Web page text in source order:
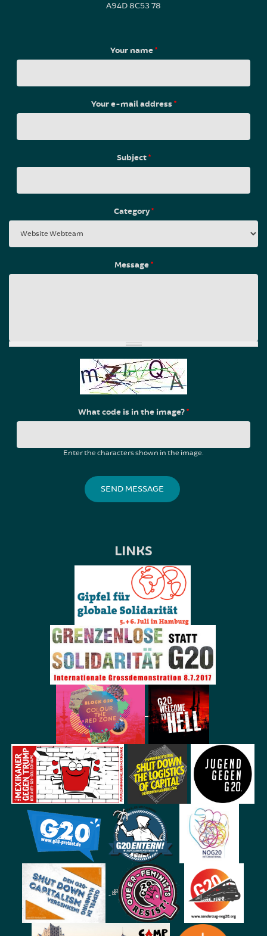
A94D 8C53 78
Your name*
Your e-mail address*
Subject*
Category*
Message*
What code is in the image?*
Enter the characters shown in the image.
LINKS